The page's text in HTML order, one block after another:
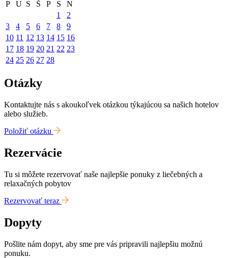
P U S Š P S
N
1
2
3
4 5 6 7 8
9
10 11 12 13 14 15 16
17 18 19 20 21 22 23
24 25 26 27 28
Otázky
Kontaktujte nás s akoukoľvek otázkou týkajúcou sa našich hotelov
alebo služieb.
Položiť otázku
Rezervácie
Tu si môžete rezervovať naše najlepšie ponuky z liečebných a
relaxačných pobytov
Rezervovať teraz
Dopyty
Pošlite nám dopyt, aby sme pre vás pripravili najlepšiu možnú
ponuku.